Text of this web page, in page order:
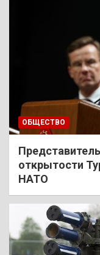
ОБЩЕСТВО
открытости
НАТО